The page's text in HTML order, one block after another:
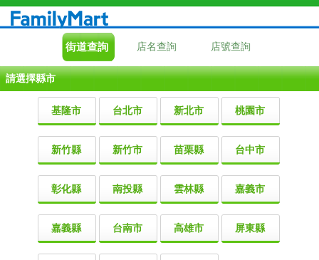
街道查詢 店名查詢 店號查詢
請選擇縣市
基隆市 台北市 新北市 桃園市
新竹縣 新竹市 苗栗縣 台中市
彰化縣 南投縣 雲林縣 嘉義市
嘉義縣 台南市 高雄市 屏東縣